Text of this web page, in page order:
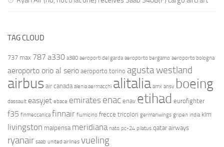
TAG CLOUD
737 max 787 a330 a380 aeroporti del garda aeroporto bergamo aeroporto bologna
aeroporto orio al serio aeroporto torino agusta westland
airbus air canada alenia aermacchi alitalia amx ansv boeing
dassault easyjet ebace emirates enac enav etihad eurofighter
f35 finmeccanica finnair fiumicino frecce tricolori germanwings gripen india klm
livingston malpensa meridiana nato pc-24 pilatus qatar airways
ryanair saab united airlines vueling